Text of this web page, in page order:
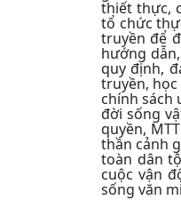
thiết thực,
tổ chức
truyền để
hướng
quy định,
truyền,
chính sách
đời sống
quyền,
thần cảnh
toàn dân
cuộc vận
sống văn